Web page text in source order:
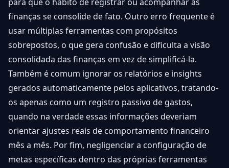
para que o hábito de registrar ou acompanhar as
finanças se consolide de fato. Outro erro frequente é
usar múltiplas ferramentas com propósitos
sobrepostos, o que gera confusão e dificulta a visão
consolidada das finanças em vez de simplificá-la.
Também é comum ignorar os relatórios e insights
gerados automaticamente pelos aplicativos, tratando-
os apenas como um registro passivo de gastos,
quando na verdade essas informações deveriam
orientar ajustes reais de comportamento financeiro
mês a mês. Por fim, negligenciar a configuração de
metas específicas dentro das próprias ferramentas